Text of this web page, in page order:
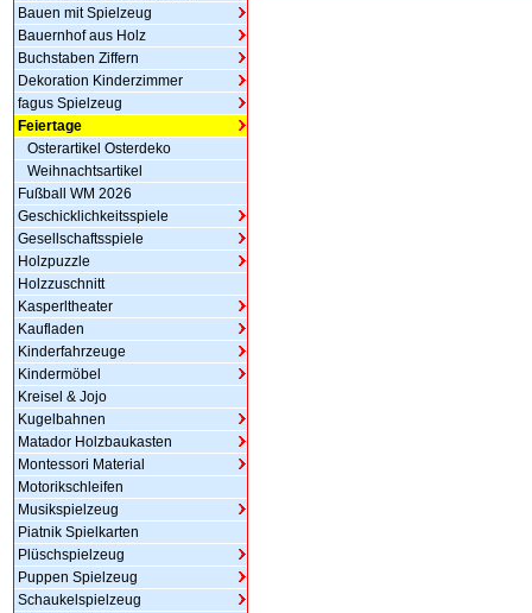
Bauen mit Spielzeug
Bauernhof aus Holz
Buchstaben Ziffern
Dekoration Kinderzimmer
fagus Spielzeug
Feiertage
Osterartikel Osterdeko
Weihnachtsartikel
Fußball WM 2026
Geschicklichkeitsspiele
Gesellschaftsspiele
Holzpuzzle
Holzzuschnitt
Kasperltheater
Kaufladen
Kinderfahrzeuge
Kindermöbel
Kreisel & Jojo
Kugelbahnen
Matador Holzbaukasten
Montessori Material
Motorikschleifen
Musikspielzeug
Piatnik Spielkarten
Plüschspielzeug
Puppen Spielzeug
Schaukelspielzeug